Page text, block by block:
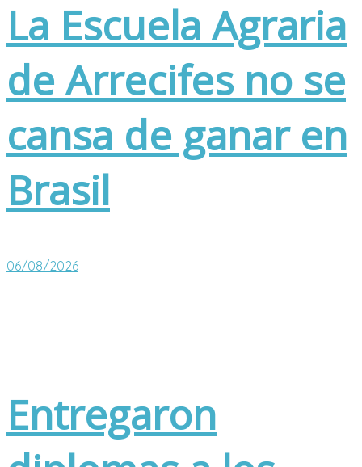
La Escuela Agraria
de Arrecifes no se
cansa de ganar en
Brasil
06/08/2026
Entregaron